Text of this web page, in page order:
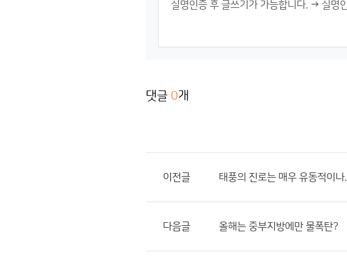
댓글 0개
이전글 태풍의 진로는 매우 유동적이나.
다음글 올해는 중부지방에만 물폭탄?